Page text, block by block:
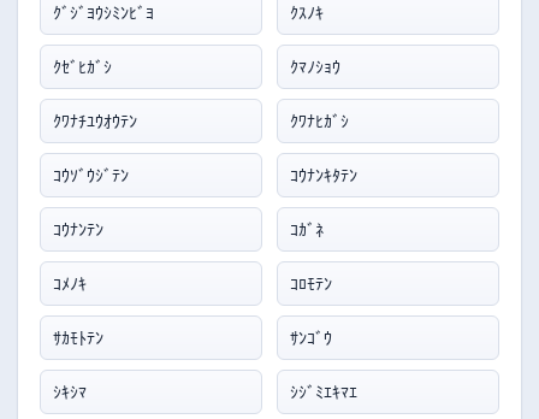
ｸﾞｼﾞﾖｳｼﾐﾝﾋﾞﾖ ｸｽﾉｷ
ｸｾﾞﾋｶﾞｼ ｸﾏﾉｼｮｳ
ｸﾜﾅﾁﾕｳｵｳﾃﾝ ｸﾜﾅﾋｶﾞｼ
ｺｳｿﾞｳｼﾞﾃﾝ ｺｳﾅﾝｷﾀﾃﾝ
ｺｳﾅﾝﾃﾝ ｺｶﾞﾈ
ｺﾒﾉｷ ｺﾛﾓﾃﾝ
ｻｶﾓﾄﾃﾝ ｻﾝｺﾞｳ
ｼｷｼﾏ ｼｼﾞﾐｴｷﾏｴ